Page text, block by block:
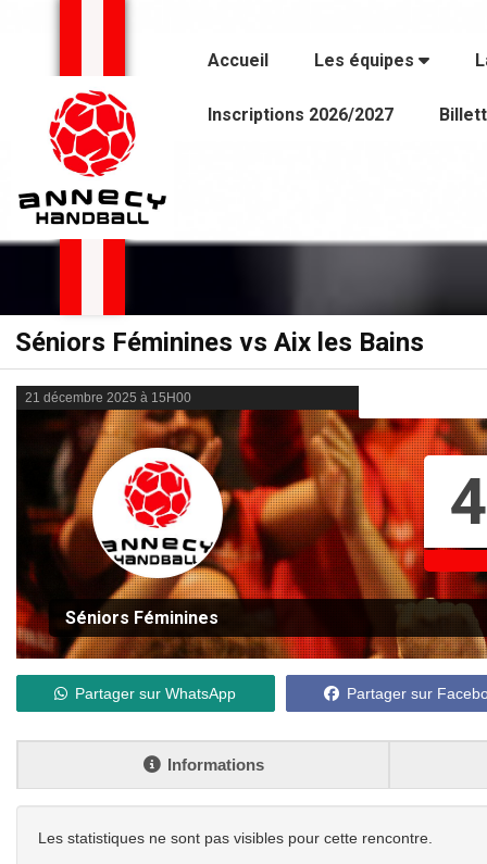
Accueil Les équipes
Inscriptions 2026/2027
Séniors Féminines vs Aix les Bains
21 décembre 2025 à 15H00
Séniors Féminines
Partager sur WhatsApp Partager sur
Informations
Les statistiques ne sont pas visibles pour cette rencontre.